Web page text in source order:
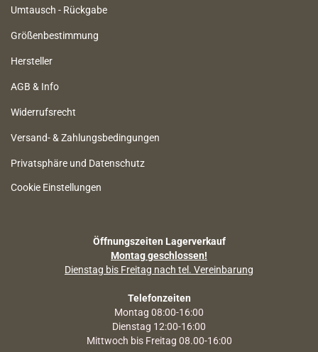
Umtausch - Rückgabe
Größenbestimmung
Hersteller
AGB & Info
Widerrufsrecht
Versand- & Zahlungsbedingungen
Privatsphäre und Datenschutz
Cookie Einstellungen
Öffnungszeiten Lagerverkauf
Montag geschlossen!
Dienstag bis Freitag nach tel. Vereinbarung
Telefonzeiten
Montag 08:00-16:00
Dienstag 12:00-16:00
Mittwoch bis Freitag 08.00-16:00